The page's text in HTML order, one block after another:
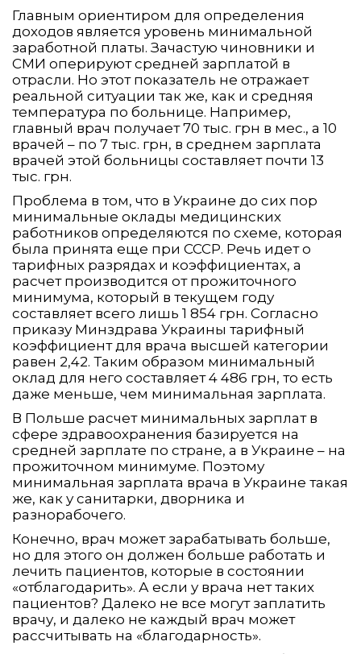
Главным ориентиром для определения
доходов является уровень минимальной
заработной платы. Зачастую чиновники и
СМИ оперируют средней зарплатой в
отрасли. Но этот показатель не отражает
реальной ситуации так же, как и средняя
температура по больнице. Например,
главный врач получает 70 тыс. грн в мес., а 10
врачей – по 7 тыс. грн, в среднем зарплата
врачей этой больницы составляет почти 13
тыс. грн.
Проблема в том, что в Украине до сих пор
минимальные оклады медицинских
работников определяются по схеме, которая
была принята еще при СССР. Речь идет о
тарифных разрядах и коэффициентах, а
расчет производится от прожиточного
минимума, который в текущем году
составляет всего лишь 1 854 грн. Согласно
приказу Минздрава Украины тарифный
коэффициент для врача высшей категории
равен 2,42. Таким образом минимальный
оклад для него составляет 4 486 грн, то есть
даже меньше, чем минимальная зарплата.
В Польше расчет минимальных зарплат в
сфере здравоохранения базируется на
средней зарплате по стране, а в Украине – на
прожиточном минимуме. Поэтому
минимальная зарплата врача в Украине такая
же, как у санитарки, дворника и
разнорабочего.
Конечно, врач может зарабатывать больше,
но для этого он должен больше работать и
лечить пациентов, которые в состоянии
«отблагодарить». А если у врача нет таких
пациентов? Далеко не все могут заплатить
врачу, и далеко не каждый врач может
рассчитывать на «благодарность».